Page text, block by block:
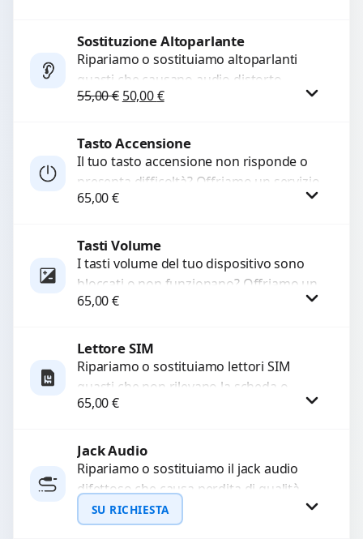
di...
Procedi
Sostituzione Altoparlante
Ripariamo o sostituiamo altoparlanti
guasti che causano audio distorto,
basso o assente. Utilizziamo ricambi di
55,00€ Il prezzo originale era: 55,00 €.
50,00€Il prezzo attuale è: 50,00 €.
Procedi
Tasto Accensione
Il tuo tasto accensione non risponde o
presenta difficoltà? Offriamo un servizio
professionale di riparazione o
65,00€
Tasti Volume
I tasti volume del tuo dispositivo sono
bloccati o non funzionano? Offriamo un
servizio di riparazione o sostituzione
65,00€
Lettore SIM
Ripariamo o sostituiamo lettori SIM
guasti che non rilevano la scheda o
interrompono il segnale. Utilizziamo
65,00€
Jack Audio
Ripariamo o sostituiamo il jack audio
difettoso che causa perdita di qualità
sonora o impossibilità di collegare cuffie
e accessori....
SU RICHIESTA